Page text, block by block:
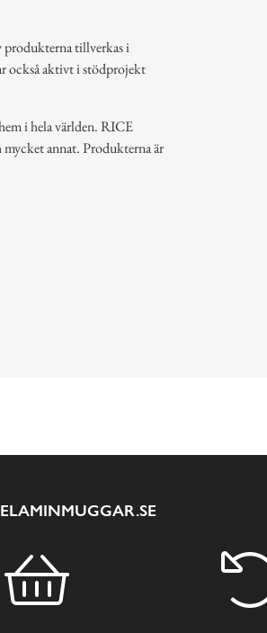
produkterna tillverkas i
också aktivt i stödprojekt
i hela världen. RICE
annat. Produkterna är